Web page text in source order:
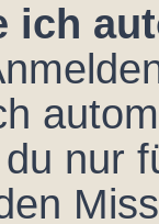
ich
nur